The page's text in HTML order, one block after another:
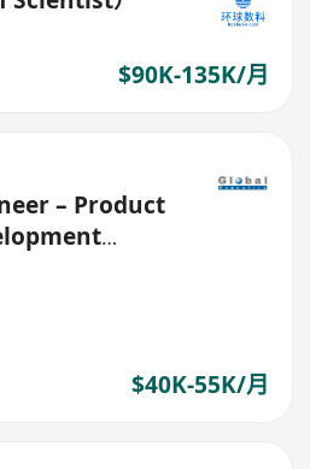
$90K-135K/月
– Product
$40K-55K/月